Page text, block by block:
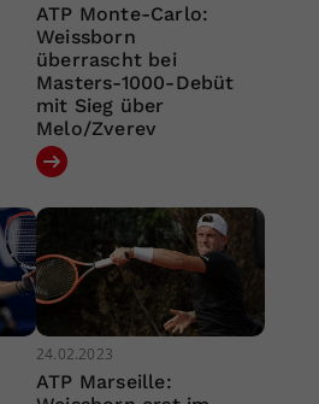
ATP Monte-Carlo:
Weissborn
überrascht bei
Masters-1000-Debüt
mit Sieg über
Melo/Zverev
24.02.2023
ATP Marseille: